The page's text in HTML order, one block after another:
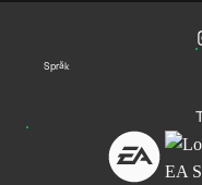
Språk